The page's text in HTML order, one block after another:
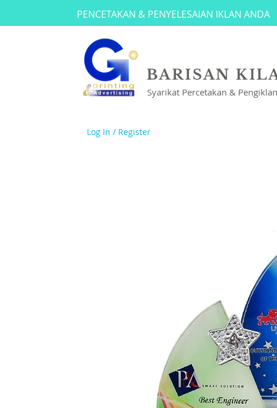
PENCETAKAN & PENYELESAIAN IKLAN ANDA
BARISAN
Syarikat Percetakan &
Log In / Register